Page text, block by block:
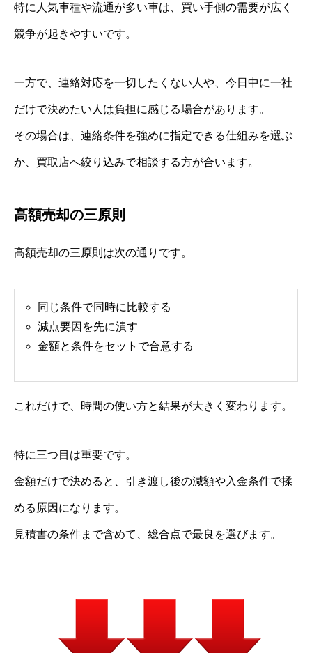
特に人気車種や流通が多い車は、買い手側の需要が広く
競争が起きやすいです。
一方で、連絡対応を一切したくない人や、今日中に一社
だけで決めたい人は負担に感じる場合があります。
その場合は、連絡条件を強めに指定できる仕組みを選ぶ
か、買取店へ絞り込みで相談する方が合います。
高額売却の三原則
高額売却の三原則は次の通りです。
同じ条件で同時に比較する
減点要因を先に潰す
金額と条件をセットで合意する
これだけで、時間の使い方と結果が大きく変わります。
特に三つ目は重要です。
金額だけで決めると、引き渡し後の減額や入金条件で揉
める原因になります。
見積書の条件まで含めて、総合点で最良を選びます。